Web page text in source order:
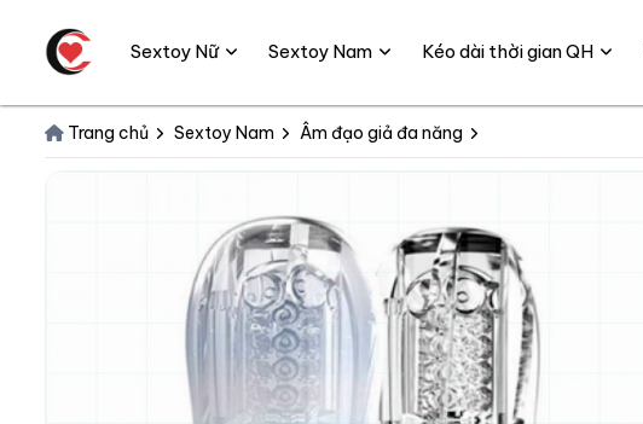
Trang chủ Sextoy Nam Âm đạo giả đa năng
Sextoy Nữ Sextoy Nam Kéo dài thời gian QH